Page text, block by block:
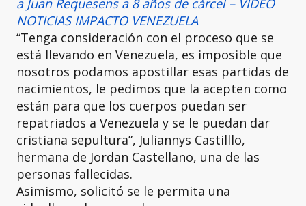
a Juan Requesens a 8 años de cárcel – VIDEO
NOTICIAS IMPACTO VENEZUELA
“Tenga consideración con el proceso que se
está llevando en Venezuela, es imposible que
nosotros podamos apostillar esas partidas de
nacimientos, le pedimos que la acepten como
están para que los cuerpos puedan ser
repatriados a Venezuela y se le puedan dar
cristiana sepultura”, Juliannys Castilllo,
hermana de Jordan Castellano, una de las
personas fallecidas.
Asimismo, solicitó se le permita una